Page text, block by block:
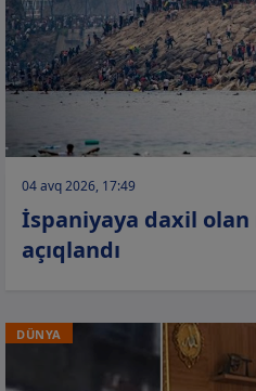
04 avq 2026, 17:49
İspaniyaya daxil olan
açıqlandı
DÜNYA